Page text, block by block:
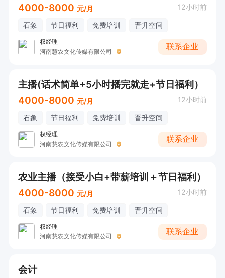
4000-8000 元/月 12小时前
石象 节日福利 免费培训 晋升空间
权经理
河南慧农文化传媒有限公司
联系企业
主播(话术简单+5小时播完就走+节日福利）
4000-8000 元/月 12小时前
石象 节日福利 免费培训 晋升空间
权经理
河南慧农文化传媒有限公司
联系企业
农业主播（接受小白+带薪培训＋节日福利）
4000-8000 元/月 12小时前
石象 节日福利 免费培训 晋升空间
权经理
河南慧农文化传媒有限公司
联系企业
会计